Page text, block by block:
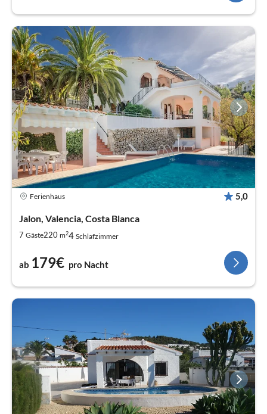
Ferienhaus 5,0
Jalon, Valencia, Costa Blanca
7 Gäste220 m24 Schlafzimmer
ab 179€ pro Nacht